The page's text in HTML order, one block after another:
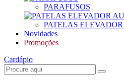
PARAFUSOS
PATELAS
Novidades
Promoções
Cardápio